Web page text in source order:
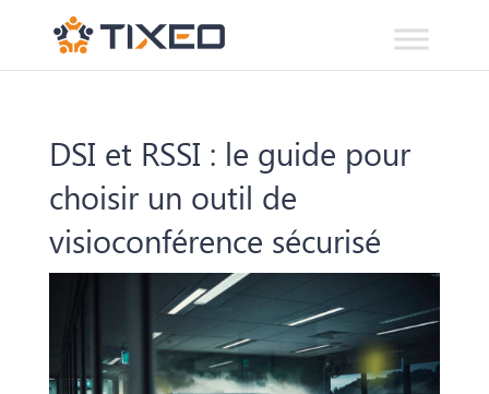
DSI et RSSI : le guide pour
choisir un outil de
visioconférence sécurisé